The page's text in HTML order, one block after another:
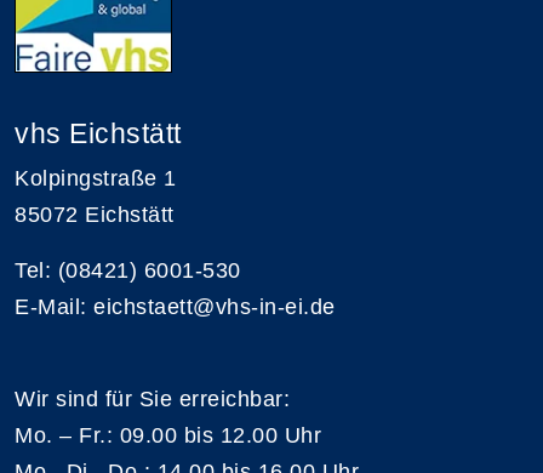
vhs Eichstätt
Kolpingstraße 1
85072 Eichstätt
Tel: (08421) 6001-530
E-Mail: eichstaett@vhs-in-ei.de
Wir sind für Sie erreichbar:
Mo. – Fr.: 09.00 bis 12.00 Uhr